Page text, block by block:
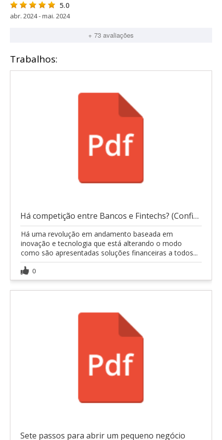
5.0
abr. 2024 - mai. 2024
+ 73 avaliações
Trabalhos:
Há competição entre Bancos e Fintechs? (Confira!)
Há uma revolução em andamento baseada em
inovação e tecnologia que está alterando o modo
como são apresentadas soluções financeiras a todos...
0
Sete passos para abrir um pequeno negócio